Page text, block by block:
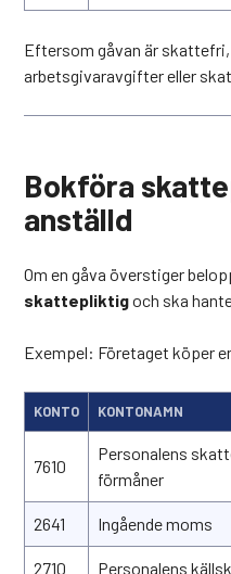
Eftersom gåvan är
arbetsgivaravgifter eller
Bokföra
anställd
Om en gåva överstiger
skattepliktigoch ska
Exempel: Företaget köper
KONTO KONTONAMN
7610
Personalens
förmåner
2641 Ingående moms
2710 Personalens